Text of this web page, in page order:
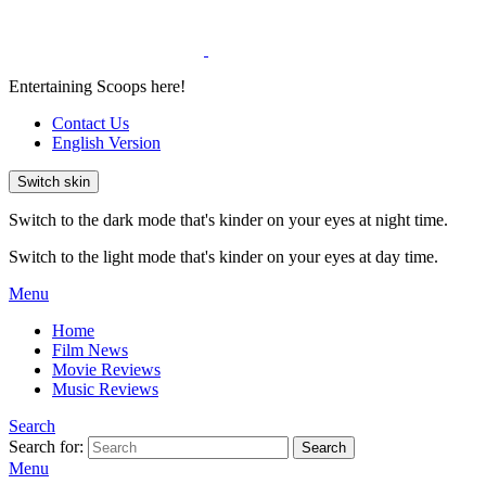
Entertaining Scoops here!
Contact Us
English Version
Switch skin
Switch to the dark mode that's kinder on your eyes at night time.
Switch to the light mode that's kinder on your eyes at day time.
Menu
Home
Film News
Movie Reviews
Music Reviews
Search
Search for:
Search
Menu